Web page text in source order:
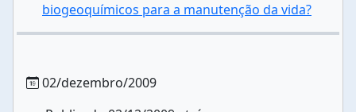
biogeoquímicos para a manutenção da vida?
02/dezembro/2009